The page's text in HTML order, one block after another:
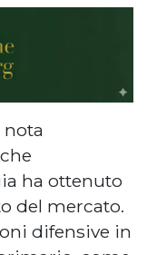
ha ottenuto
del mercato.
difensive in